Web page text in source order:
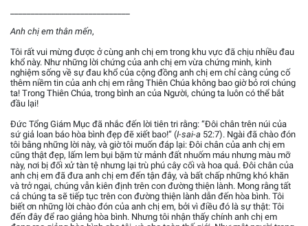
Anh chị em thân mến,
Tôi rất vui mừng được ở cùng anh chị em trong khu vực đã chịu nhiều đau
khổ này. Như những lời chứng của anh chị em vừa chứng minh, kinh
nghiệm sống về sự đau khổ của cộng đồng anh chị em chỉ càng củng cố
thêm niềm tin của anh chị em rằng Thiên Chúa không bao giờ bỏ rơi chúng
ta! Trong Thiên Chúa, trong bình an của Người, chúng ta luôn có thể bắt
đầu lại!
Đức Tổng Giám Mục đã nhắc đến lời tiên tri rằng: “Đôi chân trên núi của
sứ giả loan báo hòa bình đẹp đẽ xiết bao!” (I-sai-a 52:7). Ngài đã chào đón
tôi bằng những lời này, và giờ tôi muốn đáp lại: Đôi chân của anh chị em
cũng thật đẹp, lấm lem bụi bặm từ mảnh đất nhuốm máu nhưng màu mỡ
này, nơi bị đối xử tàn tệ nhưng lại trù phú cây cối và hoa quả. Đôi chân của
anh chị em đã đưa anh chị em đến tận đây, và bất chấp những khó khăn
và trở ngại, chúng vẫn kiên định trên con đường thiện lành. Mong rằng tất
cả chúng ta sẽ tiếp tục trên con đường thiện lành dẫn đến hòa bình. Tôi
biết ơn những lời chào đón của anh chị em, bởi vì điều đó là sự thật: Tôi
đến đây để rao giảng hòa bình. Nhưng tôi nhận thấy chính anh chị em